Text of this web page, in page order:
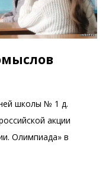
школы № 1 д.
акции
Олимпиада» в